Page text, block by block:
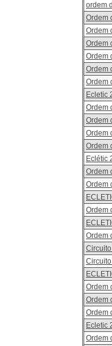
ordem
Ordem
Ordem
Ordem
Ordem
Ordem
Ordem
Ecletic
Ordem
Ordem
Ordem
Ordem
Eclétic
Ordem
Ordem
Ordem
Ordem
Ordem
Ordem
Ordem
Ecletic
Ordem